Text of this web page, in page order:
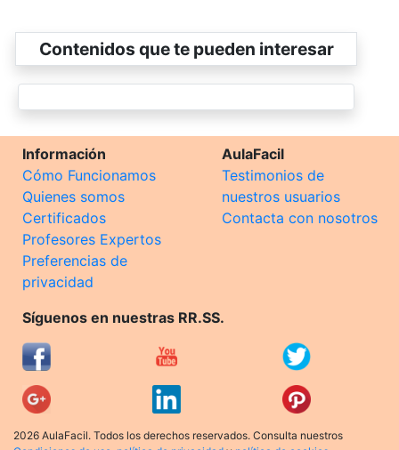
Contenidos que te pueden interesar
Información
Cómo Funcionamos
Quienes somos
Certificados
Profesores Expertos
Preferencias de
privacidad
AulaFacil
Testimonios de
nuestros usuarios
Contacta con nosotros
Síguenos en nuestras RR.SS.
2026 AulaFacil. Todos los derechos reservados. Consulta nuestros